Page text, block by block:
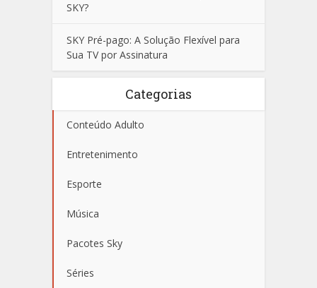
SKY?
SKY Pré-pago: A Solução Flexível para
Sua TV por Assinatura
Categorias
Conteúdo Adulto
Entretenimento
Esporte
Música
Pacotes Sky
Séries